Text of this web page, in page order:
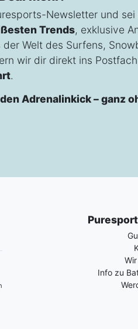
Newsletter und sei
Trends, exklusive
Welt des Surfens,
wir dir direkt ins
.
Adrenalinkick – ganz
Info zu